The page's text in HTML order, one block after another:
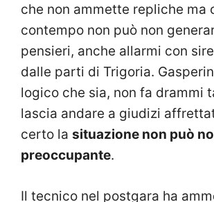
che non ammette repliche ma
contempo non può non
pensieri, anche allarmi con
dalle parti di Trigoria.
logico che sia, non fa drammi
lascia andare a giudizi
certo la situazione non può
preoccupante.
Il tecnico nel postgara ha